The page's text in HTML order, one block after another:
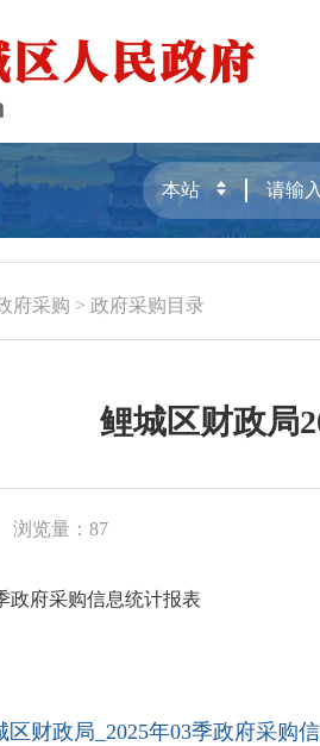
府采购 > 政府采购目录
鲤城区财政局
浏览量： 87
政府采购信息统计报表
区财政局_2025年03季政府采购